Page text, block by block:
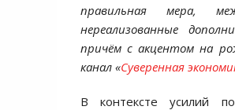
правильная мера,
нереализованные
причём с акцентом на
канал «Суверенная
В контексте усилий